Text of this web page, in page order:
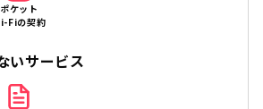
ポケット
Fiの契約
いサービス